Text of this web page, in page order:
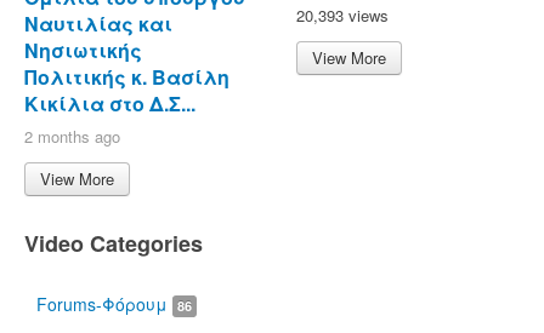
Ναυτιλίας και
Νησιωτικής
Πολιτικής κ. Βασίλη
Κικίλια στο Δ.Σ...
2 months ago
View More
Video Categories
Forums-Φόρουμ 86
20,393 views
View More